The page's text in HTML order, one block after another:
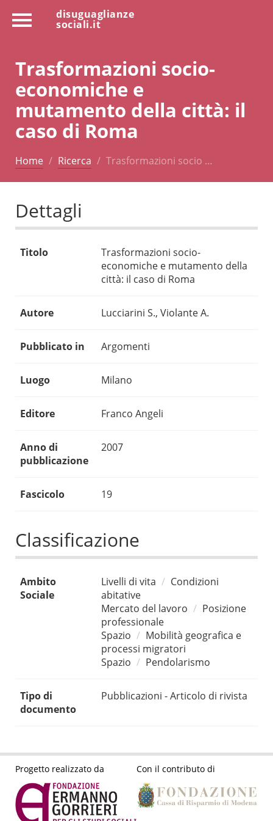
disuguaglianze
sociali.it
Trasformazioni socio-
economiche e
mutamento della città: il
caso di Roma
Home Ricerca Trasformazioni socio …
Dettagli
Titolo
Trasformazioni socio-
economiche e mutamento della
città: il caso di Roma
Autore Lucciarini S., Violante A.
Pubblicato in Argomenti
Luogo Milano
Editore Franco Angeli
Anno di
pubblicazione
2007
Fascicolo 19
Classificazione
Ambito
Sociale
Livelli di vita
Condizioni
abitative
Mercato del lavoro
Posizione
professionale
Spazio
Mobilità geografica e
processi migratori
Spazio
Pendolarismo
Tipo di
documento
Pubblicazioni - Articolo di rivista
Progetto realizzato da Con il contributo di